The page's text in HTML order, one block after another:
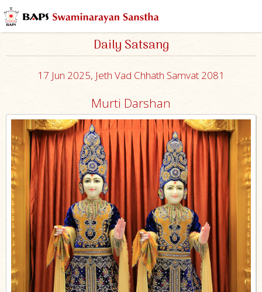
Daily Satsang
17 Jun 2025, Jeth Vad Chhath Samvat 2081
Murti Darshan